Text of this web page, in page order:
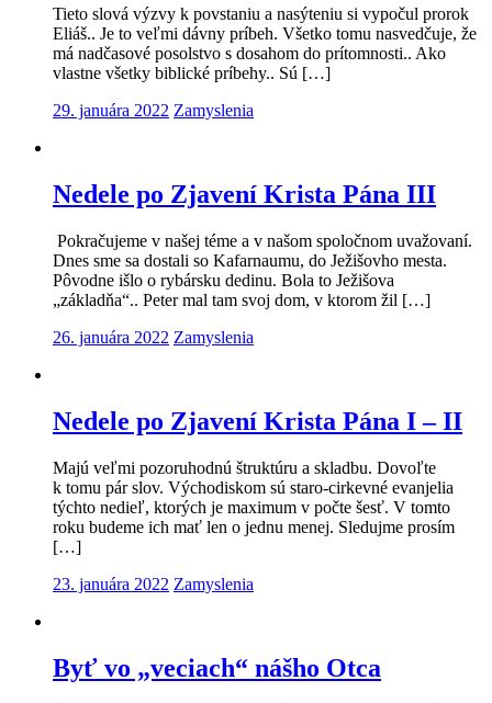
Tieto slová výzvy k povstaniu a nasýteniu si vypočul prorok
Eliáš.. Je to veľmi dávny príbeh. Všetko tomu nasvedčuje, že
má nadčasové posolstvo s dosahom do prítomnosti.. Ako
vlastne všetky biblické príbehy.. Sú […]
29. januára 2022 Zamyslenia
Nedele po Zjavení Krista Pána III
Pokračujeme v našej téme a v našom spoločnom uvažovaní.
Dnes sme sa dostali so Kafarnaumu, do Ježišovho mesta.
Pôvodne išlo o rybársku dedinu. Bola to Ježišova
„základňa“.. Peter mal tam svoj dom, v ktorom žil […]
26. januára 2022 Zamyslenia
Nedele po Zjavení Krista Pána I – II
Majú veľmi pozoruhodnú štruktúru a skladbu. Dovoľte
k tomu pár slov. Východiskom sú staro-cirkevné evanjelia
týchto nedieľ, ktorých je maximum v počte šesť. V tomto
roku budeme ich mať len o jednu menej. Sledujme prosím
[…]
23. januára 2022 Zamyslenia
Byť vo „veciach“ nášho Otca